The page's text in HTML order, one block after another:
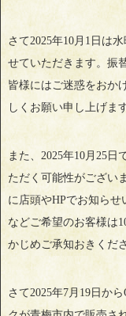
さて2025年10月1日は
せていただきます。振
皆様にはご迷惑をおか
しくお願い申し上げます
また、2025年10月25
ただく可能性がござい
に店頭やHPでお知らせ
などご希望のお客様は
かじめご承知おきくだ
さて2025年7月19日か